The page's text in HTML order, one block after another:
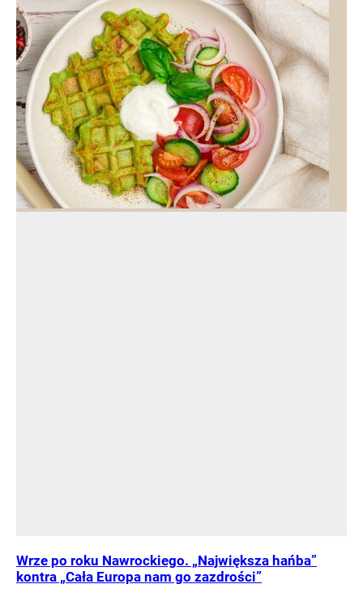
Wrze po roku Nawrockiego. „Największa hańba”
kontra „Cała Europa nam go zazdrości”